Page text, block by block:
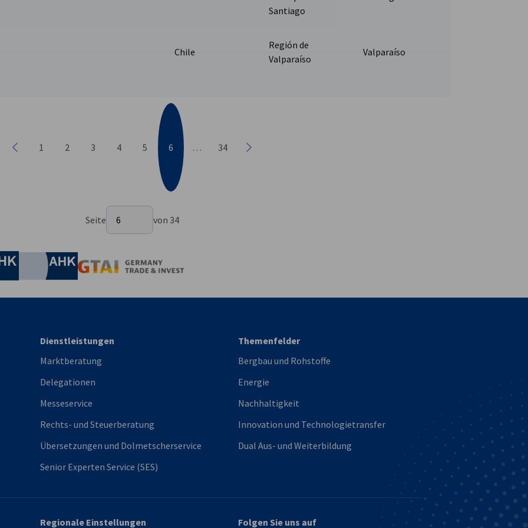
Seite
Santiago
Chile
Región de
Valparaíso
Valparaíso
Vorherige
1 2 3 4 5 6 … 34
Nächste
Seite 6 von 34
Seite
Seite auswählen
6 von 34
Industrie- und Handelskammer
Industrie- und Handelskammer
AHK.de
Dienstleistungen
Marktberatung
Delegationen
Messeservice
Rechts- und Steuerberatung
Übersetzungen und Dolmetscherservice
Senior Experten Service (SES)
Themenfelder
Bergbau und Rohstoffe
Energie
Nachhaltigkeit
Innovation und Technologietransfer
Dual Aus- und Weiterbildung
Regionale Einstellungen Folgen Sie uns auf